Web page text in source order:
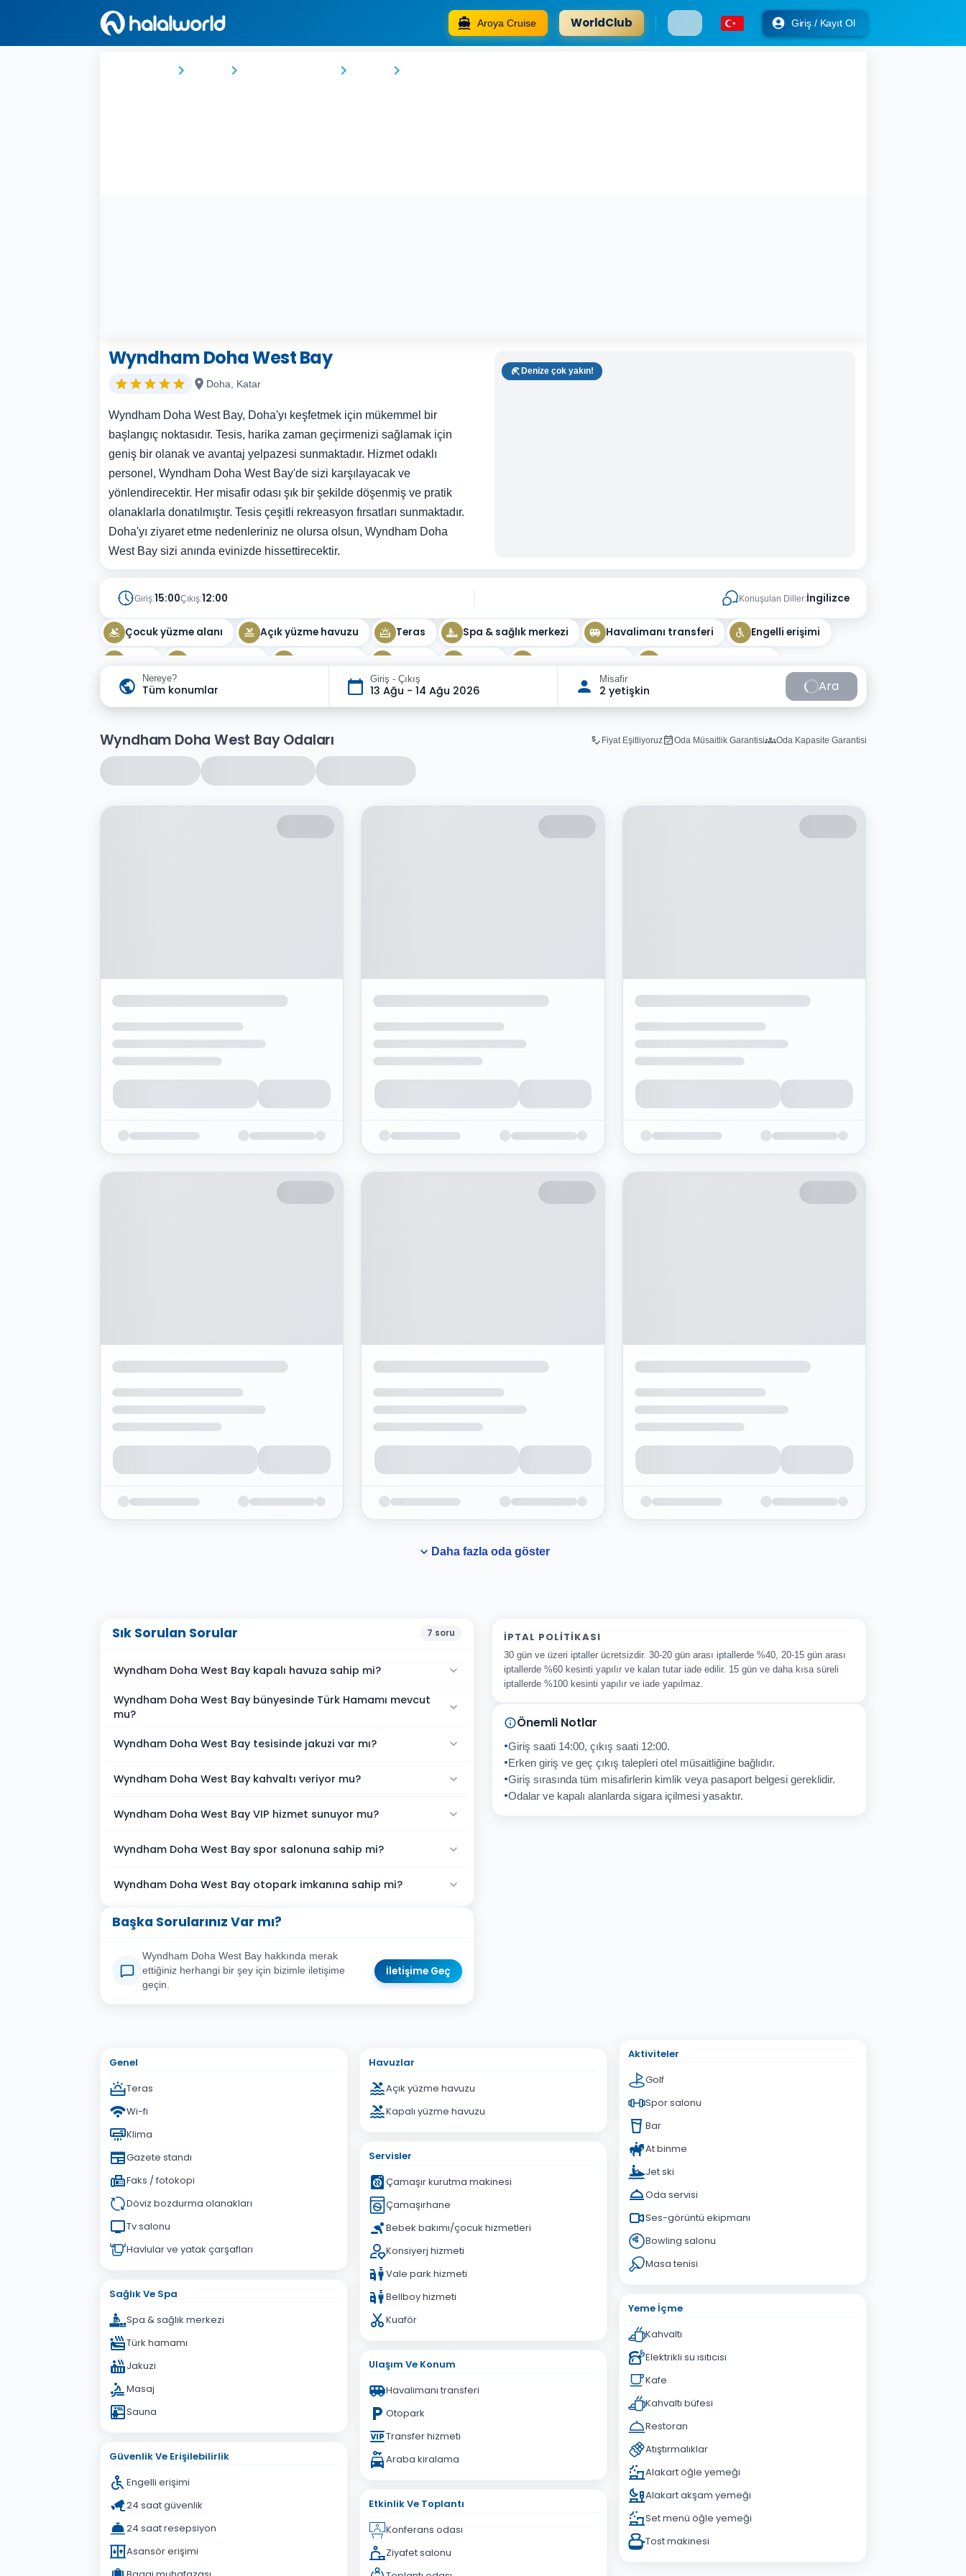
Aroya Cruise WorldClub Giriş / Kayıt Ol
Wyndham Doha West Bay
Doha, Katar
Wyndham Doha West Bay, Doha'yı keşfetmek için mükemmel bir
başlangıç noktasıdır. Tesis, harika zaman geçirmenizi sağlamak için
geniş bir olanak ve avantaj yelpazesi sunmaktadır. Hizmet odaklı
personel, Wyndham Doha West Bay'de sizi karşılayacak ve
yönlendirecektir. Her misafir odası şık bir şekilde döşenmiş ve pratik
olanaklarla donatılmıştır. Tesis çeşitli rekreasyon fırsatları sunmaktadır.
Doha'yı ziyaret etme nedenleriniz ne olursa olsun, Wyndham Doha
West Bay sizi anında evinizde hissettirecektir.
Denize çok yakın!
Giriş:15:00Çıkış:12:00 Konuşulan Diller:İngilizce
Çocuk yüzme alanı Açık yüzme havuzu Teras Spa & sağlık merkezi Havalimanı transferi Engelli erişimi
Vale park hizmeti
Nereye?
Tüm konumlar
Giriş - Çıkış
13 Ağu - 14 Ağu 2026
Misafir
2 yetişkin Ara
Wyndham Doha West Bay Odaları Fiyat Eşitliyoruz Oda Müsaitlik Garantisi Oda Kapasite Garantisi
Daha fazla oda göster
Sık Sorulan Sorular 7 soru
Wyndham Doha West Bay kapalı havuza sahip mi?
Wyndham Doha West Bay bünyesinde Türk Hamamı mevcut
mu?
Wyndham Doha West Bay tesisinde jakuzi var mı?
Wyndham Doha West Bay kahvaltı veriyor mu?
Wyndham Doha West Bay VIP hizmet sunuyor mu?
Wyndham Doha West Bay spor salonuna sahip mi?
Wyndham Doha West Bay otopark imkanına sahip mi?
Başka Sorularınız Var mı?
Wyndham Doha West Bay hakkında merak
ettiğiniz herhangi bir şey için bizimle iletişime
geçin.
İletişime Geç
Sorunuz
İPTAL POLITIKASI
30 gün ve üzeri iptaller ücretsizdir. 30-20 gün arası iptallerde %40, 20-15 gün arası
iptallerde %60 kesinti yapılır ve kalan tutar iade edilir. 15 gün ve daha kısa süreli
iptallerde %100 kesinti yapılır ve iade yapılmaz.
Önemli Notlar
Giriş saati 14:00, çıkış saati 12:00.
Erken giriş ve geç çıkış talepleri otel müsaitliğine bağlıdır.
Giriş sırasında tüm misafirlerin kimlik veya pasaport belgesi gereklidir.
Odalar ve kapalı alanlarda sigara içilmesi yasaktır.
Genel
Teras
Wi-fi
Klima
Gazete standı
Faks / fotokopi
Döviz bozdurma olanakları
Tv salonu
Havlular ve yatak çarşafları
Sağlık Ve Spa
Spa & sağlık merkezi
Türk hamamı
Jakuzi
Masaj
Sauna
Güvenlik Ve Erişilebilirlik
Engelli erişimi
24 saat güvenlik
24 saat resepsiyon
Asansör erişimi
Havuzlar
Açık yüzme havuzu
Kapalı yüzme havuzu
Servisler
Çamaşır kurutma makinesi
Çamaşırhane
Bebek bakımı/çocuk hizmetleri
Konsiyerj hizmeti
Vale park hizmeti
Bellboy hizmeti
Kuaför
Ulaşım Ve Konum
Havalimanı transferi
Otopark
Transfer hizmeti
Araba kiralama
Etkinlik Ve Toplantı
Konferans odası
Ziyafet salonu
Aktiviteler
Golf
Spor salonu
Bar
At binme
Jet ski
Oda servisi
Ses-görüntü ekipmanı
Bowling salonu
Masa tenisi
Yeme İçme
Kahvaltı
Elektrikli su ısıtıcısı
Kafe
Kahvaltı büfesi
Restoran
Atıştırmalıklar
Alakart öğle yemeği
Alakart akşam yemeği
Set menü öğle yemeği
Tost makinesi